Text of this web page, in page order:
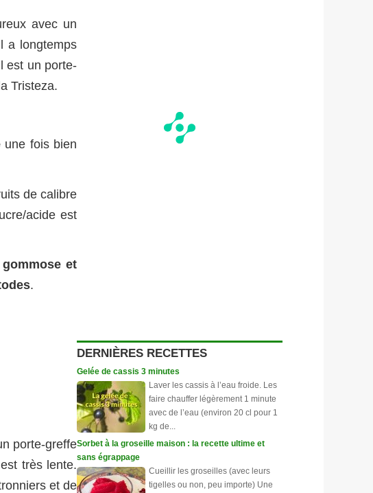
avec un
a longtemps
est un porte-
Tristeza.
une fois bien
de calibre
acide est
et
.
porte-greffe
très lente.
et de
DERNIÈRES RECETTES
Gelée de cassis 3 minutes
Laver les cassis à l’eau froide. Les
faire chauffer légèrement 1 minute
avec de l’eau (environ 20 cl pour 1
kg de...
Sorbet à la groseille maison : la recette ultime et
sans égrappage
Cueillir les groseilles (avec leurs
tigelles ou non, peu importe) Une